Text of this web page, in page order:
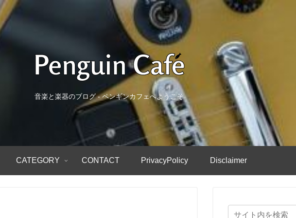
音楽と楽器のブログ - ペンギンカフェへようこそ
CATEGORY CONTACT PrivacyPolicy Disclaimer